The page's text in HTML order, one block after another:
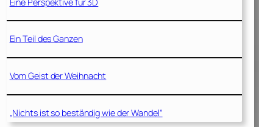
Ein Teil des Ganzen
Vom Geist der Weihnacht
„Nichts ist so beständig wie der Wandel“